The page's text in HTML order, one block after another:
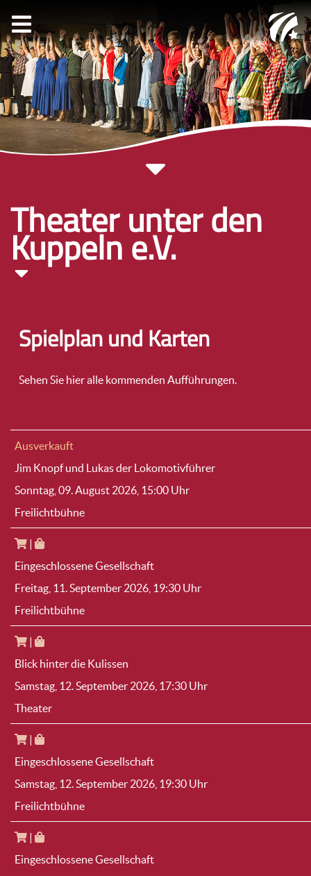
Theater unter den
Kuppeln e.V.
Spielplan und Karten
Sehen Sie hier alle kommenden Aufführungen.
Ausverkauft
Jim Knopf und Lukas der Lokomotivführer
Sonntag, 09. August 2026 , 15:00 Uhr
Freilichtbühne
|
Eingeschlossene Gesellschaft
Freitag, 11. September 2026 , 19:30 Uhr
Freilichtbühne
|
Blick hinter die Kulissen
Samstag, 12. September 2026 , 17:30 Uhr
Theater
|
Eingeschlossene Gesellschaft
Samstag, 12. September 2026 , 19:30 Uhr
Freilichtbühne
|
Eingeschlossene Gesellschaft